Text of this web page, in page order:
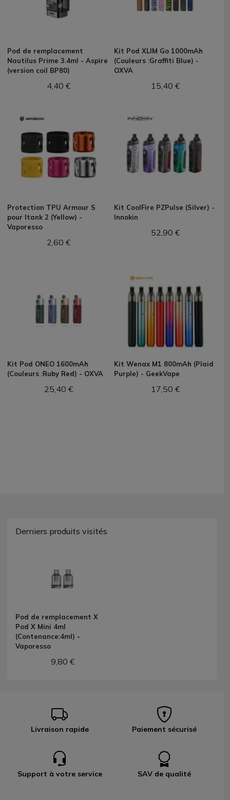
Pod de remplacement
Nautilus Prime 3.4ml - Aspire
(version coil BP80)
4,40 €
Kit Pod XLIM Go 1000mAh
(Couleurs :Graffiti Blue) -
OXVA
15,40 €
Protection TPU Armour S
pour Itank 2 (Yellow) -
Vaporesso
2,60 €
Kit CoolFire PZPulse (Silver) -
Innokin
52,90 €
Kit Pod ONEO 1600mAh
(Couleurs :Ruby Red) - OXVA
25,40 €
Kit Wenax M1 800mAh (Plaid
Purple) - GeekVape
17,50 €
Derniers produits visités
Pod de remplacement X
Pod X Mini 4ml
(Contenance:4ml) -
Vaporesso
9,80 €
Livraison rapide Paiement sécurisé
Support à votre service SAV de qualité